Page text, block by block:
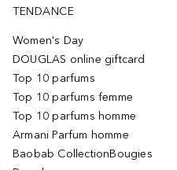
TENDANCE
Women's Day
DOUGLAS online giftcard
Top 10 parfums
Top 10 parfums femme
Top 10 parfums homme
Armani Parfum homme
Baobab CollectionBougies